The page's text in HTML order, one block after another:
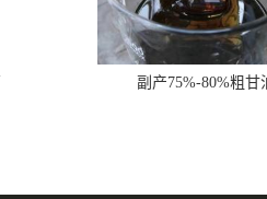
副产75%-80%粗甘